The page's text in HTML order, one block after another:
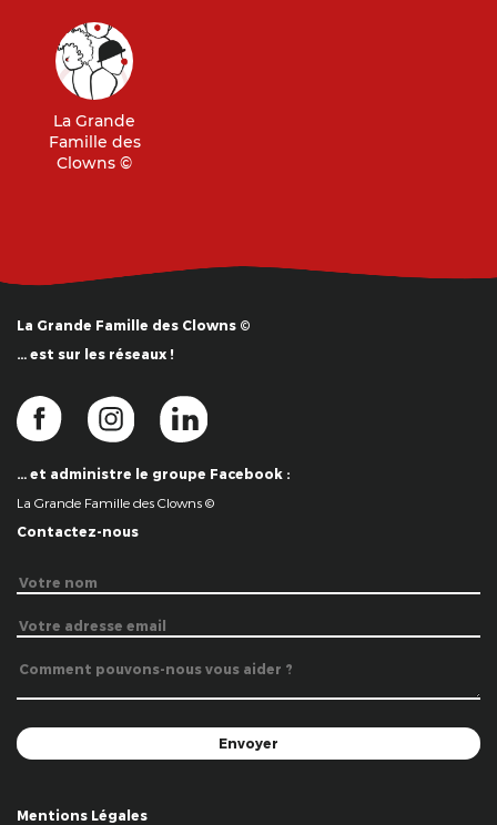
La Grande
Famille des
Clowns ©
La Grande Famille des Clowns ©
… est sur les réseaux !
… et administre le groupe Facebook :
La Grande Famille des Clowns ©
Contactez-nous
Mentions Légales